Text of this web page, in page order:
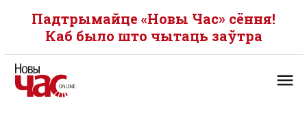
Падтрымайце «Новы Час» сёння!
Каб было што чытаць заўтра